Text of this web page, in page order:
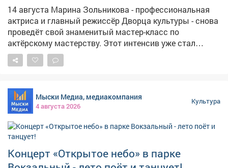
14 августа Марина Зольникова - профессиональная
актриса и главный режиссёр Дворца культуры - снова
проведёт свой знаменитый мастер-класс по
актёрскому мастерству. Этот интенсив уже стал
одним из самых популярных в городе: на него
приходят, чтобы прокачать уверенность, снять
ситуации. Никакой скучной теории. Только живая
практика, работа с голосом, телом и вниманием.
Никаких масок - только вы и ваша природная харизма.
Что будет: • упражнения на снятие телесных блоков •
настройка голоса и дикции • импровизация и
сценическая речь • управление состоянием
уверенности Два потока: 🧒 17:00 - для детей и
подростков (игровая форма, знакомство со сценой) 🧑
Мыски Медиа, медиакомпания
4 августа 2026
Культура
Концерт «Открытое небо» в парке